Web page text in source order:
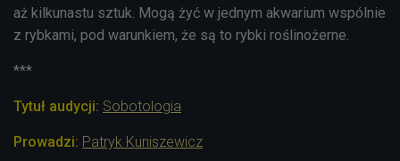
aż kilkunastu sztuk. Mogą żyć w jednym akwarium wspólnie
z rybkami, pod warunkiem, że są to rybki roślinożerne.
***
Tytuł audycji: Sobotologia
Prowadzi: Patryk Kuniszewicz